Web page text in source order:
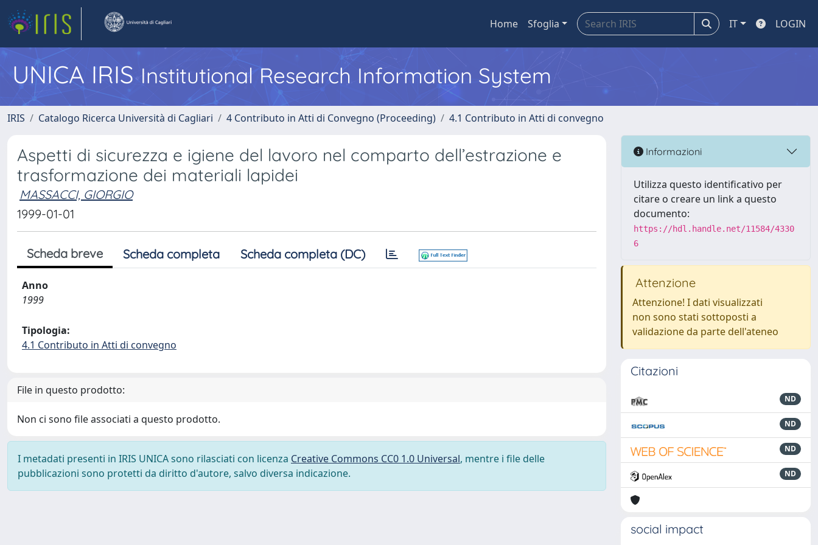
Home Sfoglia IT LOGIN
UNICA IRISInstitutional Research Information System
IRIS Catalogo Ricerca Università di Cagliari 4 Contributo in Atti di Convegno (Proceeding) 4.1 Contributo in Atti di convegno
Aspetti di sicurezza e igiene del lavoro nel comparto dell’estrazione e
trasformazione dei materiali lapidei
MASSACCI, GIORGIO
1999-01-01
Scheda breve Scheda completa Scheda completa (DC)
Anno
1999
Tipologia:
4.1 Contributo in Atti di convegno
File in questo prodotto:
Non ci sono file associati a questo prodotto.
I metadati presenti in IRIS UNICA sono rilasciati con licenza Creative Commons CC0 1.0 Universal, mentre i file delle
pubblicazioni sono protetti da diritto d'autore, salvo diversa indicazione.
Informazioni
Utilizza questo identificativo per
citare o creare un link a questo
documento:
https://hdl.handle.net/11584/4330
6
Attenzione
Attenzione! I dati visualizzati
non sono stati sottoposti a
validazione da parte dell'ateneo
Citazioni
ND
ND
ND
ND
social impact